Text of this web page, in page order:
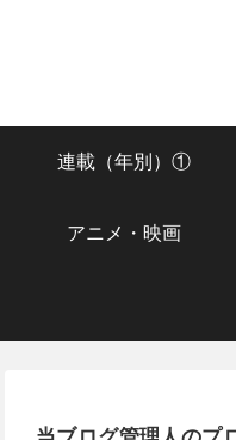
連載（年別）①
アニメ・映画